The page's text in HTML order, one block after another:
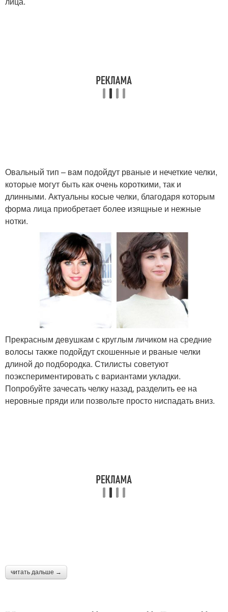
Каскад на вьющиеся
Стрижки для вьющихся
волос
Прически на кудрявые
волосы
Вьющиеся волосы
Каскад на средние
волосы
Каскад на волосы
Средний длина
Стрижка на кудрявые
волосы
Овальный тип – вам подойдут рваные и нечеткие челки,
которые могут быть как очень короткими, так и
длинными. Актуальны косые челки, благодаря которым
форма лица приобретает более изящные и нежные
нотки.
Прекрасным девушкам с круглым личиком на средние
волосы также подойдут скошенные и рваные челки
длиной до подбородка. Стилисты советуют
поэкспериментировать с вариантами укладки.
Попробуйте зачесать челку назад, разделить ее на
неровные пряди или позвольте просто ниспадать вниз.
читать дальше →